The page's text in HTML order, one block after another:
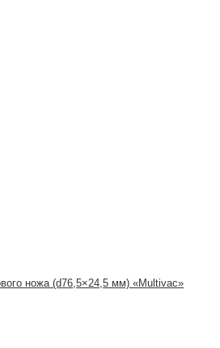
ножа (d76,5×24,5 мм) «Multivac»